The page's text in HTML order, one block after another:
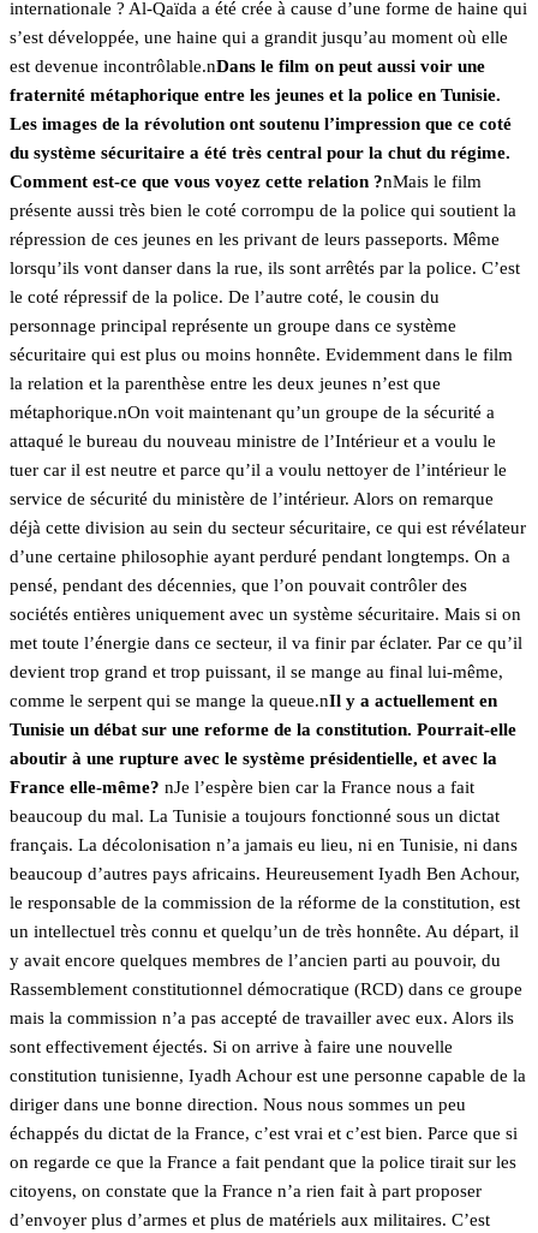
internationale ? Al-Qaïda a été crée à cause d’une forme de haine qui
s’est développée, une haine qui a grandit jusqu’au moment où elle
est devenue incontrôlable.nDans le film on peut aussi voir une
fraternité métaphorique entre les jeunes et la police en Tunisie.
Les images de la révolution ont soutenu l’impression que ce coté
du système sécuritaire a été très central pour la chut du régime.
Comment est-ce que vous voyez cette relation ?nMais le film
présente aussi très bien le coté corrompu de la police qui soutient la
répression de ces jeunes en les privant de leurs passeports. Même
lorsqu’ils vont danser dans la rue, ils sont arrêtés par la police. C’est
le coté répressif de la police. De l’autre coté, le cousin du
personnage principal représente un groupe dans ce système
sécuritaire qui est plus ou moins honnête. Evidemment dans le film
la relation et la parenthèse entre les deux jeunes n’est que
métaphorique.nOn voit maintenant qu’un groupe de la sécurité a
attaqué le bureau du nouveau ministre de l’Intérieur et a voulu le
tuer car il est neutre et parce qu’il a voulu nettoyer de l’intérieur le
service de sécurité du ministère de l’intérieur. Alors on remarque
déjà cette division au sein du secteur sécuritaire, ce qui est révélateur
d’une certaine philosophie ayant perduré pendant longtemps. On a
pensé, pendant des décennies, que l’on pouvait contrôler des
sociétés entières uniquement avec un système sécuritaire. Mais si on
met toute l’énergie dans ce secteur, il va finir par éclater. Par ce qu’il
devient trop grand et trop puissant, il se mange au final lui-même,
comme le serpent qui se mange la queue.nIl y a actuellement en
Tunisie un débat sur une reforme de la constitution. Pourrait-elle
aboutir à une rupture avec le système présidentielle, et avec la
France elle-même? nJe l’espère bien car la France nous a fait
beaucoup du mal. La Tunisie a toujours fonctionné sous un dictat
français. La décolonisation n’a jamais eu lieu, ni en Tunisie, ni dans
beaucoup d’autres pays africains. Heureusement Iyadh Ben Achour,
le responsable de la commission de la réforme de la constitution, est
un intellectuel très connu et quelqu’un de très honnête. Au départ, il
y avait encore quelques membres de l’ancien parti au pouvoir, du
Rassemblement constitutionnel démocratique (RCD) dans ce groupe
mais la commission n’a pas accepté de travailler avec eux. Alors ils
sont effectivement éjectés. Si on arrive à faire une nouvelle
constitution tunisienne, Iyadh Achour est une personne capable de la
diriger dans une bonne direction. Nous nous sommes un peu
échappés du dictat de la France, c’est vrai et c’est bien. Parce que si
on regarde ce que la France a fait pendant que la police tirait sur les
citoyens, on constate que la France n’a rien fait à part proposer
d’envoyer plus d’armes et plus de matériels aux militaires. C’est